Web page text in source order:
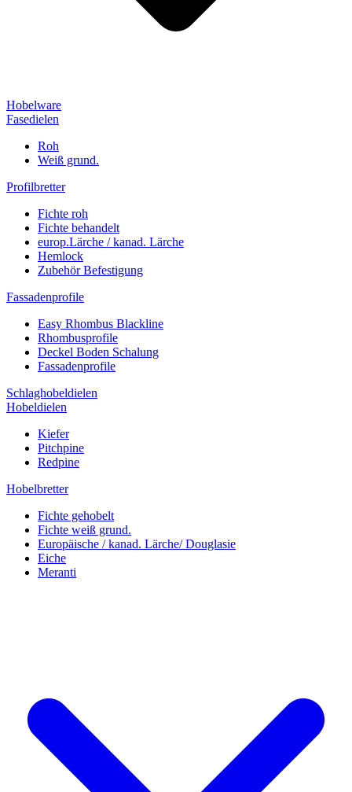
Hobelware
Fasedielen
Roh
Weiß grund.
Profilbretter
Fichte roh
Fichte behandelt
europ.Lärche / kanad. Lärche
Hemlock
Zubehör Befestigung
Fassadenprofile
Easy Rhombus Blackline
Rhombusprofile
Deckel Boden Schalung
Fassadenprofile
Schlaghobeldielen
Hobeldielen
Kiefer
Pitchpine
Redpine
Hobelbretter
Fichte gehobelt
Fichte weiß grund.
Europäische / kanad. Lärche/ Douglasie
Eiche
Meranti